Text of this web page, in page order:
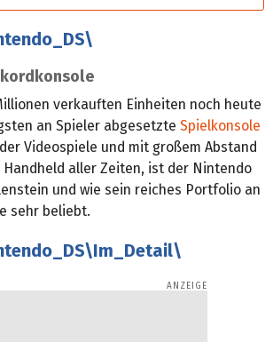
verkauften Einheiten noch heute
an Spieler abgesetzte Spielkonsole
Videospiele und mit großem Abstand
aller Zeiten, ist der Nintendo
und wie sein reiches Portfolio an
sehr beliebt.